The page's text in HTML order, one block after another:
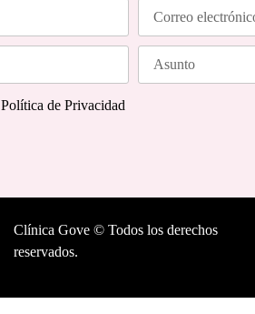
Política de Privacidad
Clínica Gove © Todos los derechos
reservados.